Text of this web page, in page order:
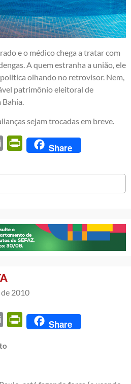
e o médico chega a tratar com
A quem estranha a união, ele
olhando no retrovisor. Nem,
patrimônio eleitoral de
sejam trocadas em breve.
Email PrintFriendly
Share
2010
Email PrintFriendly
Share